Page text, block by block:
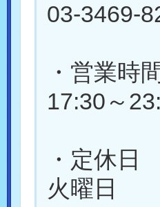
03-3469-
・営業時間
17:30～
・定休日
火曜日